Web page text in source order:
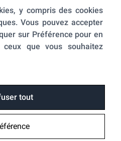
y compris des cookies
Vous pouvez accepter
sur Préférence pour en
que vous souhaitez
tout